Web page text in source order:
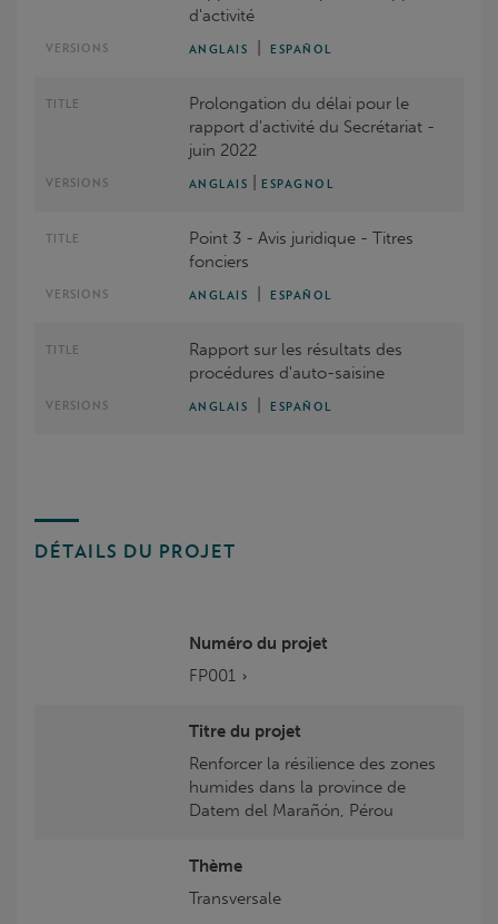
d'activité
ANGLAIS ESPAÑOL
Prolongation du délai pour le
rapport d'activité du Secrétariat -
juin 2022
ANGLAIS ESPAGNOL
Point 3 - Avis juridique - Titres
fonciers
ANGLAIS ESPAÑOL
Rapport sur les résultats des
procédures d'auto-saisine
ANGLAIS ESPAÑOL
DÉTAILS DU PROJET
Numéro du projet
FP001
Titre du projet
Renforcer la résilience des zones
humides dans la province de
Datem del Marañón, Pérou
Thème
Transversale